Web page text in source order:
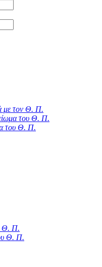
με τον Θ. Π.
του Θ. Π.
του Θ. Π.
Θ. Π.
Θ. Π.